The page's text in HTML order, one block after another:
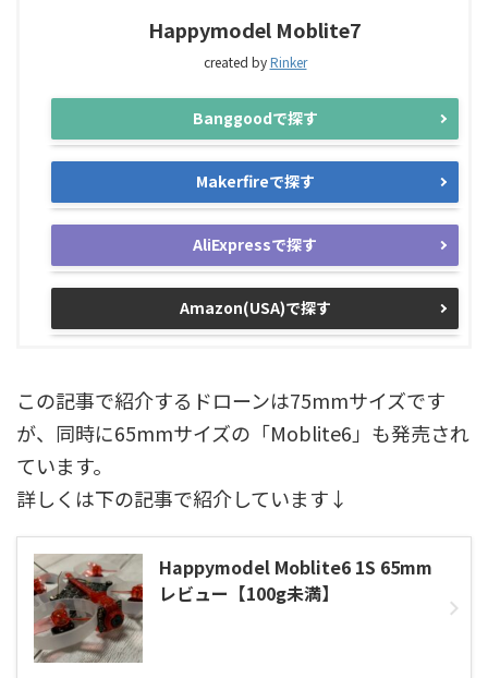
Happymodel Moblite7
created byRinker
Banggoodで探す
Makerfireで探す
AliExpressで探す
Amazon(USA)で探す
この記事で紹介するドローンは75mmサイズです
が、同時に65mmサイズの「Moblite6」も発売され
ています。
詳しくは下の記事で紹介しています↓
Happymodel Moblite6 1S 65mm
レビュー【100g未満】